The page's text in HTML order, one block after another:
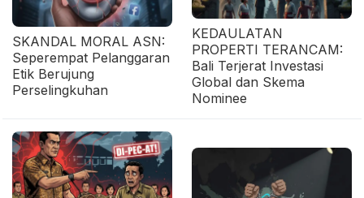
SKANDAL MORAL ASN:
Seperempat Pelanggaran
Etik Berujung
Perselingkuhan
KEDAULATAN
PROPERTI TERANCAM:
Bali Terjerat Investasi
Global dan Skema
Nominee